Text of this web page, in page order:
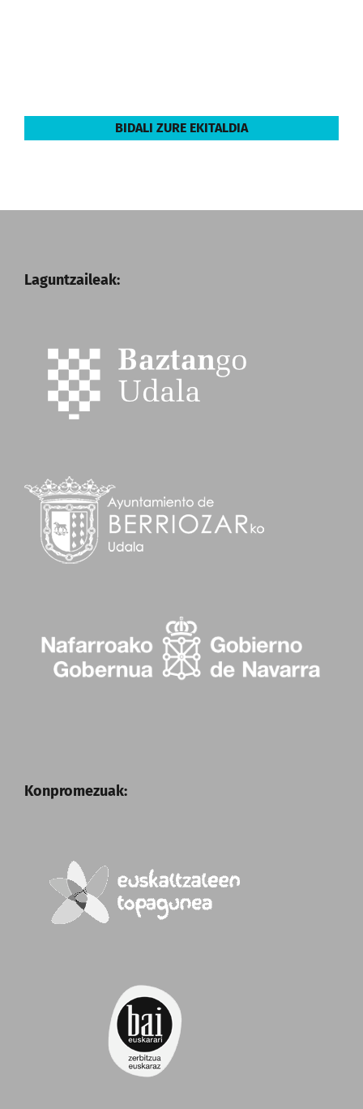
BIDALI ZURE EKITALDIA
Laguntzaileak:
Konpromezuak: